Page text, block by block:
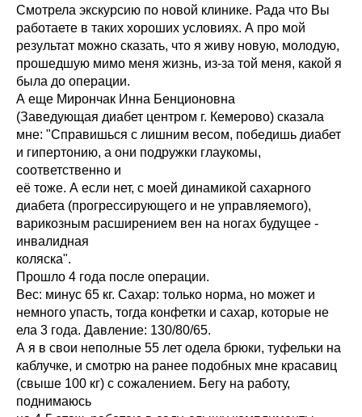
Смотрела экскурсию по новой клинике. Рада что Вы
работаете в таких хороших условиях. А про мой
результат можно сказать, что я живу новую, молодую,
прошедшую мимо меня жизнь, из-за той меня, какой я
была до операции.
А еще Мирончак Инна Бенционовна
(Заведующая диабет центром г. Кемерово) сказала
мне: "Справишься с лишним весом, победишь диабет
и гипертонию, а они подружки глаукомы,
соответственно и
её тоже. А если нет, с моей динамикой сахарного
диабета (прогрессирующего и не управляемого),
варикозным расширением вен на ногах будущее -
инвалидная
коляска".
Прошло 4 года после операции.
Вес: минус 65 кг. Сахар: только норма, но может и
немного упасть, тогда конфетки и сахар, которые не
ела 3 года. Давление: 130/80/65.
А я в свои неполные 55 лет одела брюки, туфельки на
каблучке, и смотрю на ранее подобных мне красавиц
(свыше 100 кг) с сожалением. Бегу на работу,
поднимаюсь